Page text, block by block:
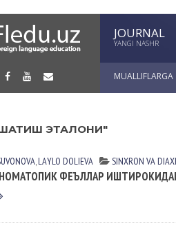
JOURNAL
YANGI NASHR
MUALLIFLARGA
ЭТАЛОНИ"
,LАYLO DOLIEVА SINXRON VА
ФЕЪЛЛАР